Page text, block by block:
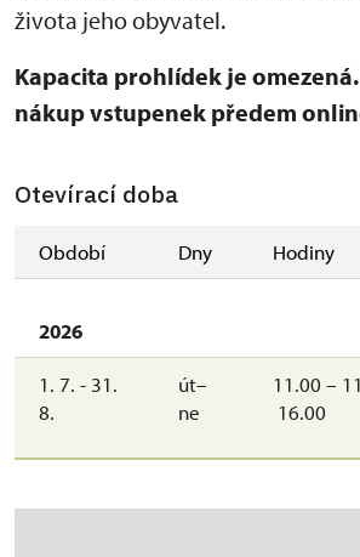
života jeho obyvatel.
Kapacita prohlídek je
nákup vstupenek předem
Otevírací doba
Období Dny Hodiny
2026
1. 7. - 31.
8.
út–
ne
11.00 –
16.00